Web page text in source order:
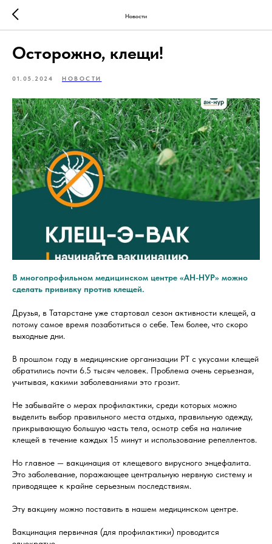
Новости
Осторожно, клещи!
01.05.2024 НОВОСТИ
В многопрофильном медицинском центре «АН-НУР» можно
сделать прививку против клещей.
Друзья, в Татарстане уже стартовал сезон активности клещей, а
потому самое время позаботиться о себе. Тем более, что скоро
выходные дни.
В прошлом году в медицинские организации РТ с укусами клещей
обратились почти 6.5 тысяч человек. Проблема очень серьезная,
учитывая, какими заболеваниями это грозит.
Не забывайте о мерах профилактики, среди которых можно
выделить выбор правильного места отдыха, правильную одежду,
прикрывающую большую часть тела, осмотр себя на наличие
клещей в течение каждых 15 минут и использование репеллентов.
Но главное — вакцинация от клещевого вирусного энцефалита.
Это заболевание, поражающее центральную нервную систему и
приводящее к крайне серьезным последствиям.
Эту вакцину можно поставить в нашем медицинском центре.
Вакцинация первичная (для профилактики) проводится